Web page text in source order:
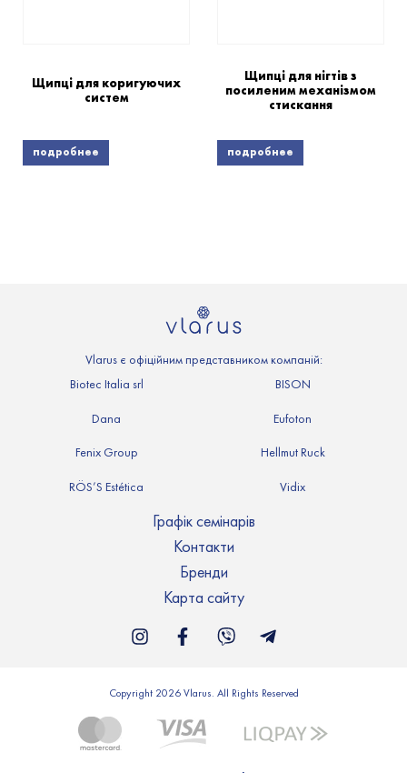
Щипці для коригуючих
систем
подробнее
Щипці для нігтів з
посиленим механізмом
стискання
подробнее
Vlarus є офіційним представником компаній:
Biotec Italia srl
BISON
Dana Eufoton
Fenix Group Hellmut Ruck
RÖS’S Estética Vidix
Графік семінарів
Контакти
Бренди
Карта сайту
Copyright 2026 Vlarus. All Rights Reserved